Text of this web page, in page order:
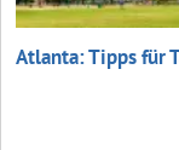
Atlanta: Tipps für